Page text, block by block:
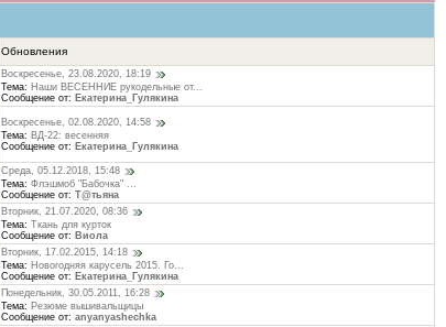
Обновления
Воскресенье, 23.08.2020, 18:19
Тема: Наши ВЕСЕННИЕ рукодельные от...
Сообщение от: Екатерина_Гулякина
Воскресенье, 02.08.2020, 14:58
Тема: ВД-22: весенняя
Сообщение от: Екатерина_Гулякина
Среда, 05.12.2018, 15:48
Тема: Флэшмоб "Бабочка" ...
Сообщение от: Т@тьяна
Вторник, 21.07.2020, 08:36
Тема: Ткань для курток
Сообщение от: Виола
Вторник, 17.02.2015, 14:18
Тема: Новогодняя карусель 2015. Го...
Сообщение от: Екатерина_Гулякина
Понедельник, 30.05.2011, 16:28
Тема: Резюме вышивальщицы
Сообщение от: anyanyashechka